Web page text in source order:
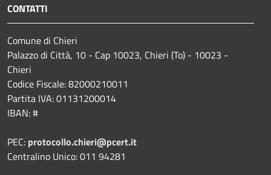
CONTATTI
Comune di Chieri
Palazzo di Città, 10 - Cap 10023, Chieri (To) - 10023 -
Chieri
Codice Fiscale: 82000210011
Partita IVA: 01131200014
IBAN: #
PEC: protocollo.chieri@pcert.it
Centralino Unico: 011 94281